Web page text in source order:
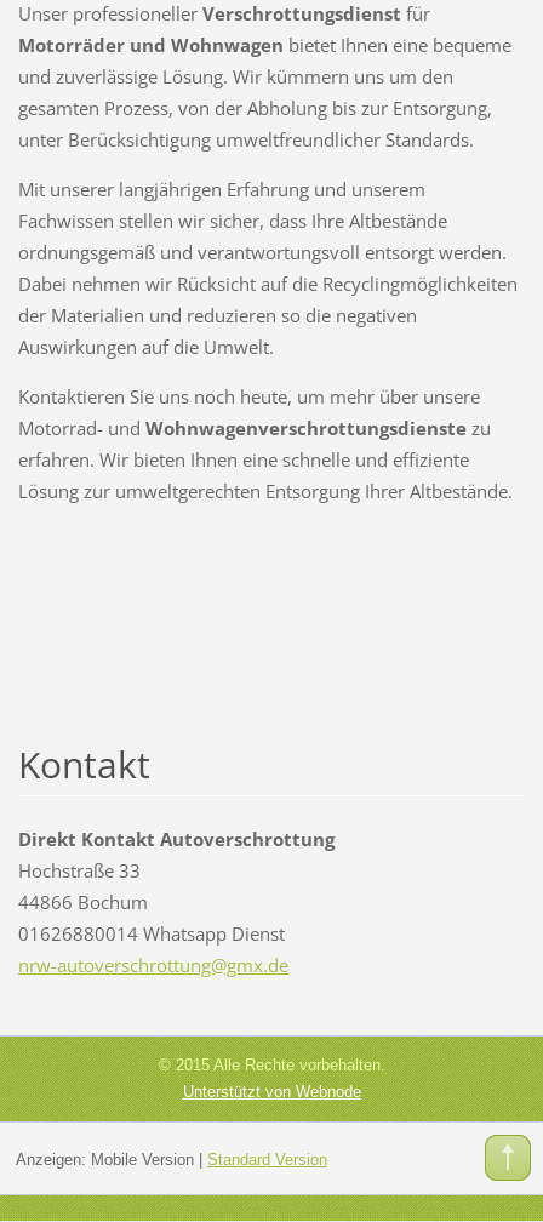
Unser professioneller Verschrottungsdienst für
Motorräder und Wohnwagen bietet Ihnen eine bequeme
und zuverlässige Lösung. Wir kümmern uns um den
gesamten Prozess, von der Abholung bis zur Entsorgung,
unter Berücksichtigung umweltfreundlicher Standards.
Mit unserer langjährigen Erfahrung und unserem
Fachwissen stellen wir sicher, dass Ihre Altbestände
ordnungsgemäß und verantwortungsvoll entsorgt werden.
Dabei nehmen wir Rücksicht auf die Recyclingmöglichkeiten
der Materialien und reduzieren so die negativen
Auswirkungen auf die Umwelt.
Kontaktieren Sie uns noch heute, um mehr über unsere
Motorrad- und Wohnwagenverschrottungsdienste zu
erfahren. Wir bieten Ihnen eine schnelle und effiziente
Lösung zur umweltgerechten Entsorgung Ihrer Altbestände.
Kontakt
Direkt Kontakt Autoverschrottung
Hochstraße 33
44866 Bochum
01626880014 Whatsapp Dienst
nrw-autoverschrottung@gmx.de
© 2015 Alle Rechte vorbehalten.
Unterstützt von Webnode
Anzeigen: Mobile Version| Standard Version